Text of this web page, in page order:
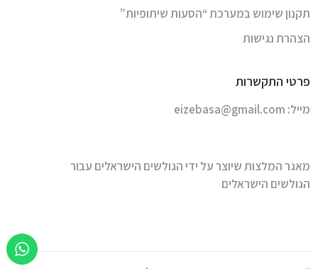
תקנון שימוש במערכת “הסעות שיתופיות”
הצהרת נגישות
פרטי התקשרות
מייל: eizebasa@gmail.com
מאגר המלצות שיוצר על ידי הגולשים הישראלים עבור
הגולשים הישראלים